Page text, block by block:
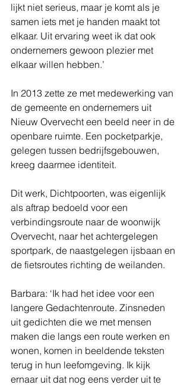
lijkt niet serieus, maar je komt als je
samen iets met je handen maakt tot
elkaar. Uit ervaring weet ik dat ook
ondernemers gewoon plezier met
elkaar willen hebben.’
In 2013 zette ze met medewerking van
de gemeente en ondernemers uit
Nieuw Overvecht een beeld neer in de
openbare ruimte. Een pocketparkje,
gelegen tussen bedrijfsgebouwen,
kreeg daarmee identiteit.
Dit werk, Dichtpoorten, was eigenlijk
als aftrap bedoeld voor een
verbindingsroute naar de woonwijk
Overvecht, naar het achtergelegen
sportpark, de naastgelegen ijsbaan en
de fietsroutes richting de weilanden.
Barbara: ‘Ik had het idee voor een
langere Gedachtenroute. Zinsneden
uit gedichten die we met mensen
maken die langs een route werken en
wonen, komen in beeldende teksten
terug in hun leefomgeving. Ik kijk
ernaar uit dat nog eens verder uit te